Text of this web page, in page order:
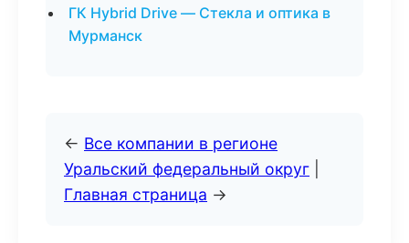
ГК Hybrid Drive — Стекла и оптика в
Мурманск
← Все компании в регионе
Уральский федеральный округ
Главная страница →